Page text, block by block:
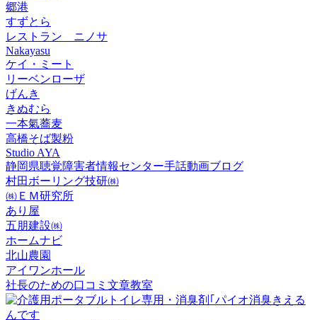
郷港
すずとら
レストラン ニノサ
Nakayasu
ケイ・ミート
リーベンローザ
げんき
きぬむら
一本氣蕎麦
高橋そば製粉
Studio AYA
静岡県聴覚障害者情報センター手話動画ブログ
村田ボーリング技研㈱
㈱ＥＭ研究所
あり屋
五朋建設㈱
ホームナビ
北山農園
アイワンホール
社長のための口コミ文章教室